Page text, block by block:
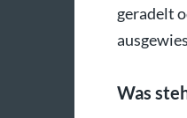
geradelt
Was